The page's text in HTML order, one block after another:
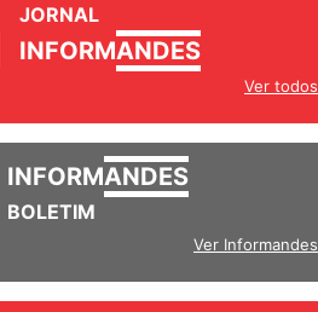
JORNAL
INFORMANDES
Ver todos
INFORMANDES
BOLETIM
Ver Informandes